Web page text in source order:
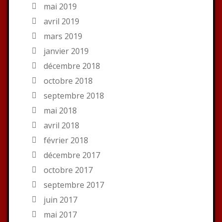
mai 2019
avril 2019
mars 2019
janvier 2019
décembre 2018
octobre 2018
septembre 2018
mai 2018
avril 2018
février 2018
décembre 2017
octobre 2017
septembre 2017
juin 2017
mai 2017